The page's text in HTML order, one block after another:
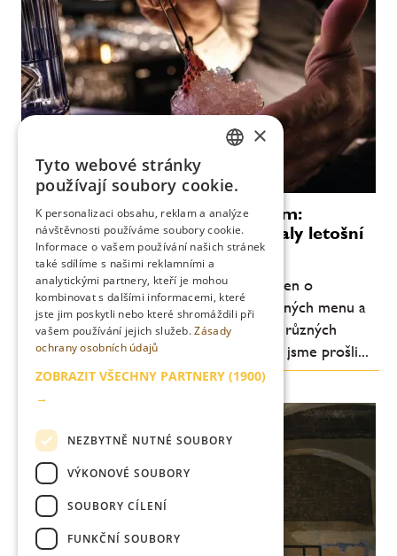
Bar tour napříč Cocktail Weekem:
signature koktejly, které definovaly letošní
menu
Prague-Brno Cocktail Week letos nebyl jen o
jednotlivých barech, ale o pečlivě vystavěných menu a
produktech, které se v nich objevovaly v různých
interpretacích. Během jedné barové tour jsme prošli...
ENGLISH
×
Tyto webové stránky
používají soubory cookie.
K personalizaci obsahu, reklam a analýze
návštěvnosti používáme soubory cookie.
Informace o vašem používání našich stránek
také sdílíme s našimi reklamními a
analytickými partnery, kteří je mohou
kombinovat s dalšími informacemi, které
jste jim poskytli nebo které shromáždili při
vašem používání jejich služeb.Zásady
ochrany osobních údajů
ZOBRAZIT VŠECHNY PARTNERY (1900)
→
NEZBYTNĚ NUTNÉ SOUBORY
VÝKONOVÉ SOUBORY
SOUBORY CÍLENÍ
FUNKČNÍ SOUBORY